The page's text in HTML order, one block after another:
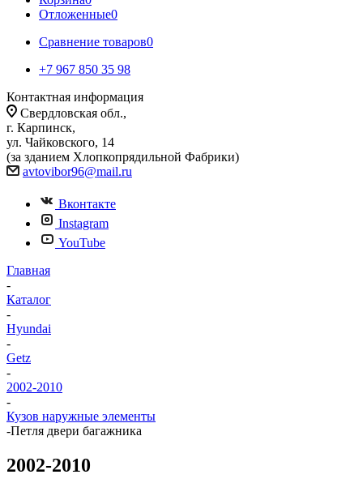
Отложенные0
Сравнение товаров0
+7 967 850 35 98
Контактная информация
Свердловская обл.,
г. Карпинск,
ул. Чайковского, 14
(за зданием Хлопкопрядильной Фабрики)
avtovibor96@mail.ru
Вконтакте
Instagram
YouTube
Главная
-
Каталог
-
Hyundai
-
Getz
-
2002-2010
-
Кузов наружные элементы
-Петля двери багажника
2002-2010